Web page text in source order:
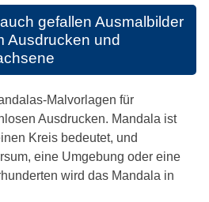
gefallen Ausmalbilder
Ausdrucken und
Malvorlagen für
Ausdrucken. Mandala ist
Kreis bedeutet, und
eine Umgebung oder eine
wird das Mandala in